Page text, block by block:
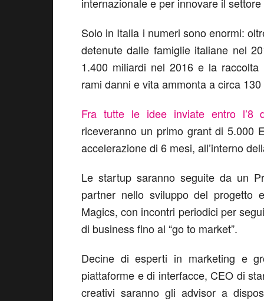
Solo in Italia i numeri sono enormi:
detenute dalle famiglie italiane nel
1.400 miliardi nel 2016 e la
rami danni e vita ammonta a circa
Fra tutte le idee inviate entro l’8
riceveranno un primo grant di 5.000
accelerazione di 6 mesi, all’interno
Le startup saranno seguite da un
partner nello sviluppo del
Magics, con incontri periodici per
di business fino al “go to market”.
Decine di esperti in marketing e
piattaforme e di interfacce, CEO di
creativi saranno gli advisor a